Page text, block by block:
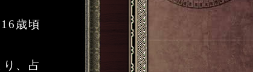
歳頃
、占